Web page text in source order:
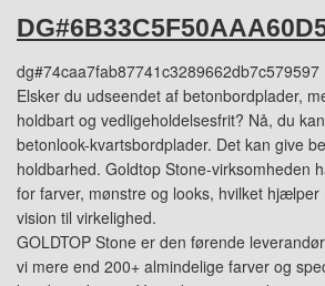
dg#74caa7fab87741c3289662db7c579597
Elsker du udseendet af betonbordplader,
holdbart og vedligeholdelsesfrit? Nå, du
betonlook-kvartsbordplader. Det kan give
holdbarhed. Goldtop Stone-virksomheden
for farver, mønstre og looks, hvilket hjælper
vision til virkelighed.
GOLDTOP Stone er den førende
vi mere end 200+ almindelige farver og